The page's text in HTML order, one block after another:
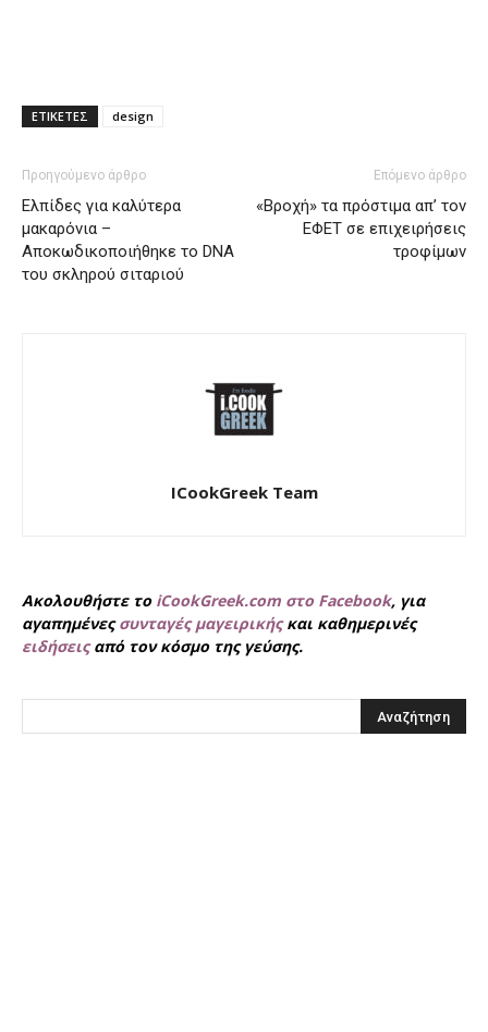
ΕΤΙΚΕΤΕΣ design
Προηγούμενο άρθρο
Ελπίδες για καλύτερα
μακαρόνια –
Αποκωδικοποιήθηκε το DNA
του σκληρού σιταριού
Επόμενο άρθρο
«Βροχή» τα πρόστιμα απ’ τον
ΕΦΕΤ σε επιχειρήσεις
τροφίμων
ICookGreek Team
Ακολουθήστε το iCookGreek.com στο Facebook, για
αγαπημένεςσυνταγές μαγειρικήςκαι καθημερινές
ειδήσειςαπό τον κόσμο της γεύσης.